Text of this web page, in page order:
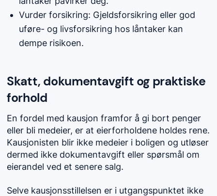
Vurder forsikring: Gjeldsforsikring eller god
uføre- og livsforsikring hos låntaker kan
dempe risikoen.
Skatt, dokumentavgift og praktiske
forhold
En fordel med kausjon framfor å gi bort penger
eller bli medeier, er at eierforholdene holdes rene.
Kausjonisten blir ikke medeier i boligen og utløser
dermed ikke dokumentavgift eller spørsmål om
eierandel ved et senere salg.
Selve kausjonsstillelsen er i utgangspunktet ikke